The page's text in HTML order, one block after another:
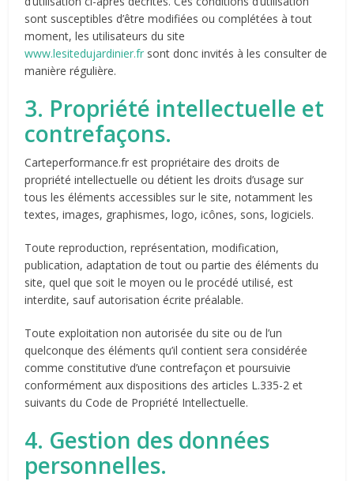
sont susceptibles d’être modifiées ou complétées à tout
moment, les utilisateurs du site
www.lesitedujardinier.fr sont donc invités à les consulter de
manière régulière.
3. Propriété intellectuelle et
contrefaçons.
Carteperformance.fr est propriétaire des droits de
propriété intellectuelle ou détient les droits d’usage sur
tous les éléments accessibles sur le site, notamment les
textes, images, graphismes, logo, icônes, sons, logiciels.
Toute reproduction, représentation, modification,
publication, adaptation de tout ou partie des éléments du
site, quel que soit le moyen ou le procédé utilisé, est
interdite, sauf autorisation écrite préalable.
Toute exploitation non autorisée du site ou de l’un
quelconque des éléments qu’il contient sera considérée
comme constitutive d’une contrefaçon et poursuivie
conformément aux dispositions des articles L.335-2 et
suivants du Code de Propriété Intellectuelle.
4. Gestion des données
personnelles.